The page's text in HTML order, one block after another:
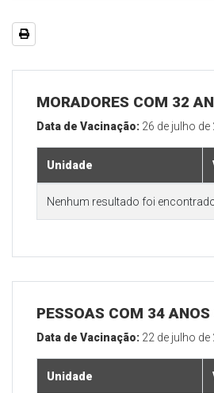
MORADORES COM 32
Data de Vacinação: 26 de julho de
Unidade
Nenhum resultado foi
PESSOAS COM 34
Data de Vacinação: 22 de julho de
Unidade